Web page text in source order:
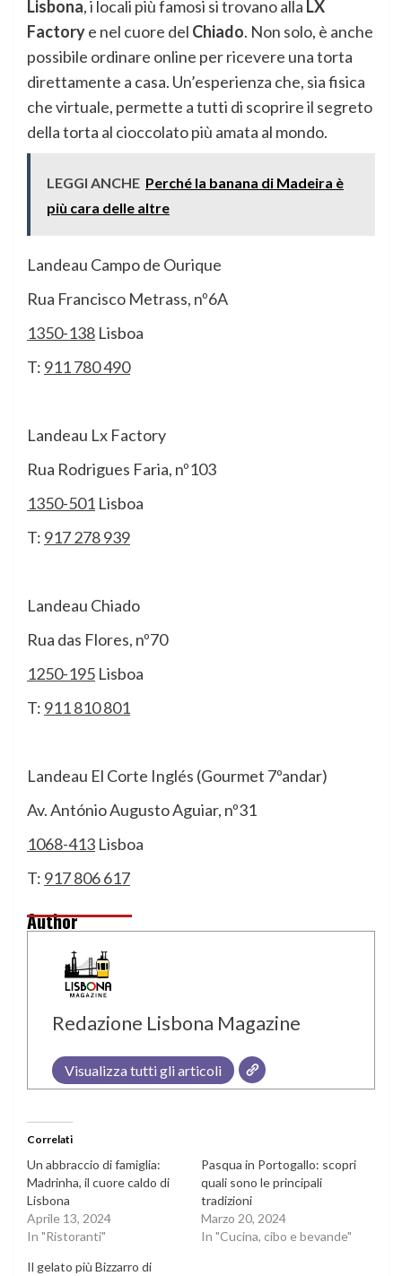
Lisbona, i locali più famosi si trovano alla LX
Factorye nel cuore del Chiado. Non solo, è anche
possibile ordinare online per ricevere una torta
direttamente a casa. Un’esperienza che, sia fisica
che virtuale, permette a tutti di scoprire il segreto
della torta al cioccolato più amata al mondo.
LEGGI ANCHE Perché la banana di Madeira è
più cara delle altre
Landeau Campo de Ourique
Rua Francisco Metrass, nº6A
1350-138 Lisboa
T: 911 780 490
Landeau Lx Factory
Rua Rodrigues Faria, nº103
1350-501 Lisboa
T: 917 278 939
Landeau Chiado
Rua das Flores, nº70
1250-195 Lisboa
T: 911 810 801
Landeau El Corte Inglés (Gourmet 7ºandar)
Av. António Augusto Aguiar, nº31
1068-413 Lisboa
T: 917 806 617
Author
Redazione Lisbona Magazine
Visualizza tutti gli articoli
Correlati
Un abbraccio di famiglia:
Madrinha, il cuore caldo di
Lisbona
Aprile 13, 2024
In "Ristoranti"
Pasqua in Portogallo: scopri
quali sono le principali
tradizioni
Marzo 20, 2024
In "Cucina, cibo e bevande"
Il gelato più Bizzarro di